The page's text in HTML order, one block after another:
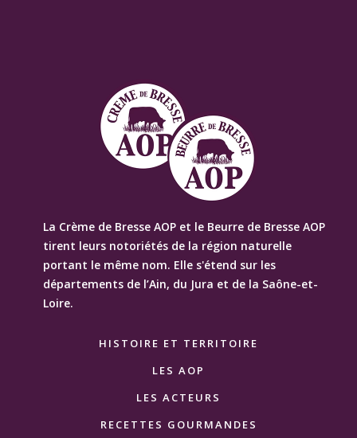
La Crème de Bresse AOP et le Beurre de Bresse AOP
tirent leurs notoriétés de la région naturelle
portant le même nom. Elle s'étend sur les
départements de l’Ain, du Jura et de la Saône-et-
Loire.
HISTOIRE ET TERRITOIRE
LES AOP
LES ACTEURS
RECETTES GOURMANDES